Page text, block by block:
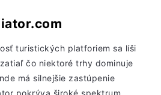
turistických platforiem sa líši
čo niektoré trhy dominuje
má silnejšie zastúpenie